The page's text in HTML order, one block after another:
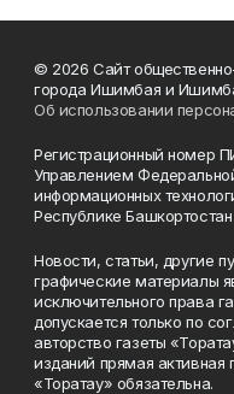
© 2026 Сайт
города Ишимбая и
Об использовании
Регистрационный номер
Управлением
информационных
Республике Башкортостан
Новости, статьи, другие
графические материалы
исключительного права
допускается только по
авторство газеты
изданий прямая активная
«Торатау» обязательна.